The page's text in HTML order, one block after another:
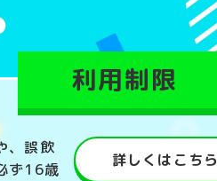
利用制限
、誤飲
ず16歳
詳しくはこち